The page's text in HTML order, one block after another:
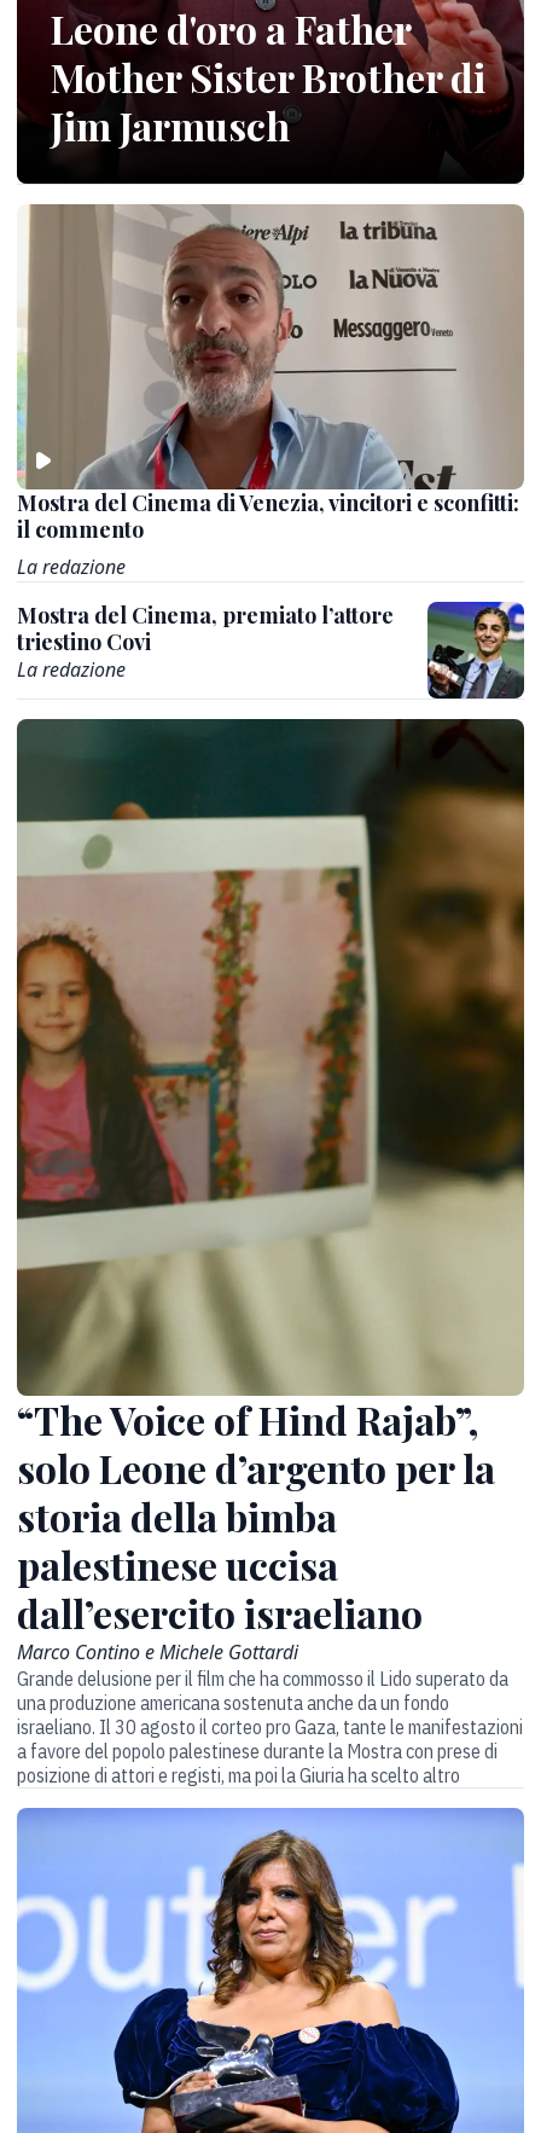
Leone d'oro a Father
Mother Sister Brother di
Jim Jarmusch
Mostra del Cinema di Venezia, vincitori e sconfitti:
il commento
La redazione
Mostra del Cinema, premiato l’attore
triestino Covi
La redazione
“The Voice of Hind Rajab”,
solo Leone d’argento per la
storia della bimba
palestinese uccisa
dall’esercito israeliano
Marco Contino e Michele Gottardi
Grande delusione per il film che ha commosso il Lido superato da
una produzione americana sostenuta anche da un fondo
israeliano. Il 30 agosto il corteo pro Gaza, tante le manifestazioni
a favore del popolo palestinese durante la Mostra con prese di
posizione di attori e registi, ma poi la Giuria ha scelto altro